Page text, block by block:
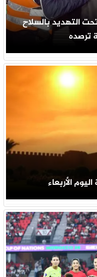
التهديد بالسلاح
ترصده
الأربعاء